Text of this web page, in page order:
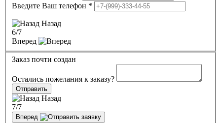
Введите Ваш телефон *
Назад
6/7
Вперед
Заказ почти создан
Остались пожелания к заказу?
Отправить
Назад
7/7
Вперед